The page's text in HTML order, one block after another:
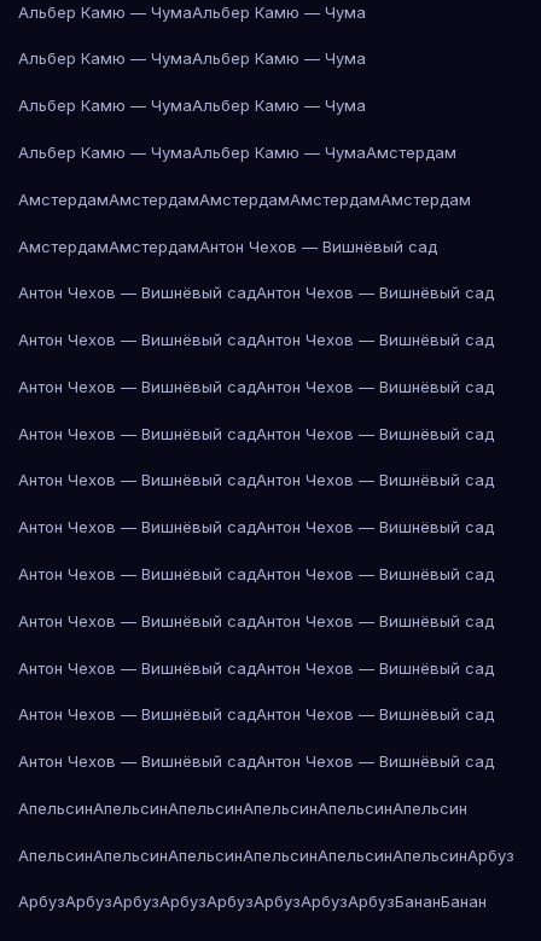
Альбер Камю — ЧумаАльбер Камю — Чума
Альбер Камю — ЧумаАльбер Камю — Чума
Альбер Камю — ЧумаАльбер Камю — Чума
Альбер Камю — ЧумаАльбер Камю — ЧумаАмстердам
АмстердамАмстердамАмстердамАмстердамАмстердам
АмстердамАмстердамАнтон Чехов — Вишнёвый сад
Антон Чехов — Вишнёвый садАнтон Чехов — Вишнёвый сад
Антон Чехов — Вишнёвый садАнтон Чехов — Вишнёвый сад
Антон Чехов — Вишнёвый садАнтон Чехов — Вишнёвый сад
Антон Чехов — Вишнёвый садАнтон Чехов — Вишнёвый сад
Антон Чехов — Вишнёвый садАнтон Чехов — Вишнёвый сад
Антон Чехов — Вишнёвый садАнтон Чехов — Вишнёвый сад
Антон Чехов — Вишнёвый садАнтон Чехов — Вишнёвый сад
Антон Чехов — Вишнёвый садАнтон Чехов — Вишнёвый сад
Антон Чехов — Вишнёвый садАнтон Чехов — Вишнёвый сад
Антон Чехов — Вишнёвый садАнтон Чехов — Вишнёвый сад
Антон Чехов — Вишнёвый садАнтон Чехов — Вишнёвый сад
АпельсинАпельсинАпельсинАпельсинАпельсинАпельсин
АпельсинАпельсинАпельсинАпельсинАпельсинАпельсинАрбуз
АрбузАрбузАрбузАрбузАрбузАрбузАрбузАрбузБананБанан